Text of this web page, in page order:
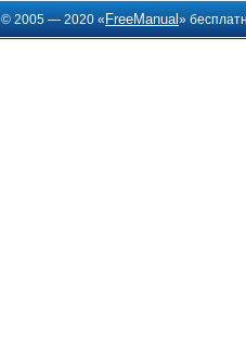
© 2005 — 2020 « FreeManual»